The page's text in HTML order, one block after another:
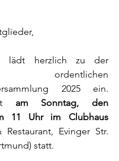
lädt herzlich zu der
ordentlichen
2025 ein.
am Sonntag, den
11 Uhr im Clubhaus
Evinger Str.
statt.